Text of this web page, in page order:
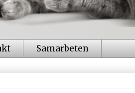
Samarbeten